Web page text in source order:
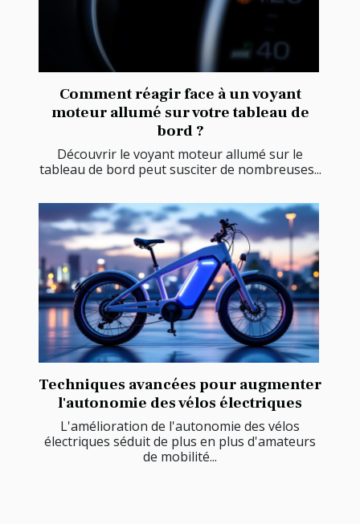
Comment réagir face à un voyant
moteur allumé sur votre tableau de
bord ?
Découvrir le voyant moteur allumé sur le
tableau de bord peut susciter de nombreuses...
Techniques avancées pour augmenter
l'autonomie des vélos électriques
L'amélioration de l'autonomie des vélos
électriques séduit de plus en plus d'amateurs
de mobilité...